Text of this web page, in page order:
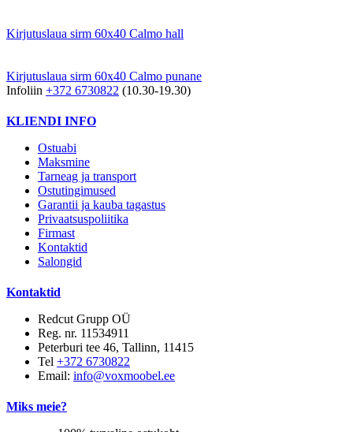
Kirjutuslaua sirm 60x40 Calmo hall
Kirjutuslaua sirm 60x40 Calmo punane
Infoliin +372 6730822 (10.30-19.30)
KLIENDI INFO
Ostuabi
Maksmine
Tarneag ja transport
Ostutingimused
Garantii ja kauba tagastus
Privaatsuspoliitika
Firmast
Kontaktid
Salongid
Kontaktid
Redcut Grupp OÜ
Reg. nr. 11534911
Peterburi tee 46, Tallinn, 11415
Tel +372 6730822
Email: info@voxmoobel.ee
Miks meie?